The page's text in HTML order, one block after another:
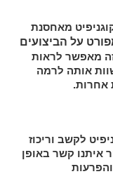
מאחסנת
על הביצועים
מאפשר לראות
אותה לרמה
אחרות.
לקשב וריכוז
איתנו קשר באופן